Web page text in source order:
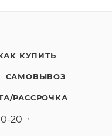
КУПИТЬ
САМОВЫВОЗ
РАССРОЧКА
20